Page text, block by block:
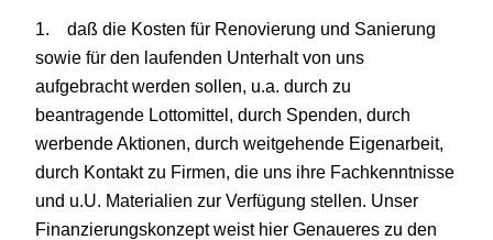
1. daß die Kosten für Renovierung und Sanierung
sowie für den laufenden Unterhalt von uns
aufgebracht werden sollen, u.a. durch zu
beantragende Lottomittel, durch Spenden, durch
werbende Aktionen, durch weitgehende Eigenarbeit,
durch Kontakt zu Firmen, die uns ihre Fachkenntnisse
und u.U. Materialien zur Verfügung stellen. Unser
Finanzierungskonzept weist hier Genaueres zu den